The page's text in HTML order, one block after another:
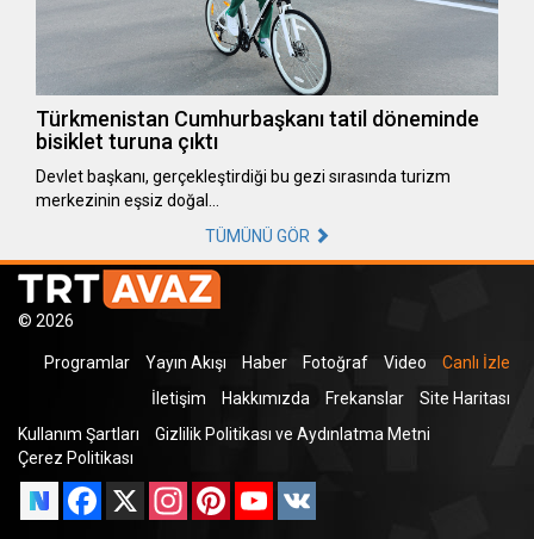
Türkmenistan Cumhurbaşkanı tatil döneminde
bisiklet turuna çıktı
Devlet başkanı, gerçekleştirdiği bu gezi sırasında turizm
merkezinin eşsiz doğal…
TÜMÜNÜ GÖR
© 2026
Programlar Yayın Akışı Haber Fotoğraf Video
Canlı İzle
İletişim
Hakkımızda Frekanslar
Site Haritası
Kullanım Şartları
Gizlilik Politikası ve Aydınlatma Metni
Çerez Politikası
Facebook
X InstagramPinterestYouTube